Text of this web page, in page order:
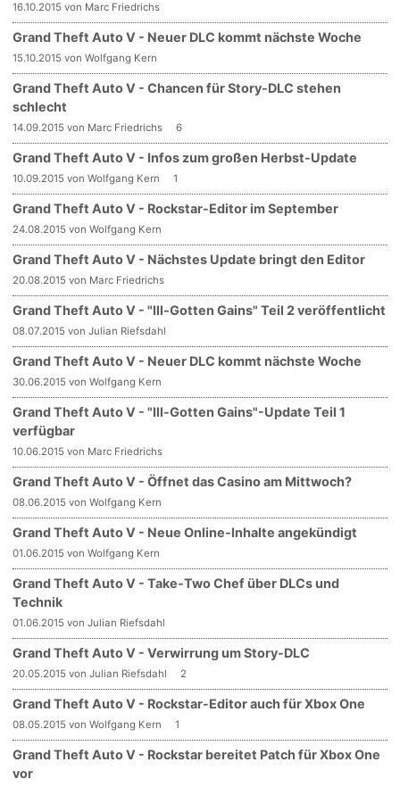
16.10.2015 von Marc Friedrichs
Grand Theft Auto V - Neuer DLC kommt nächste Woche
15.10.2015 von Wolfgang Kern
Grand Theft Auto V - Chancen für Story-DLC stehen
schlecht
14.09.2015 von Marc Friedrichs 6
Grand Theft Auto V - Infos zum großen Herbst-Update
10.09.2015 von Wolfgang Kern 1
Grand Theft Auto V - Rockstar-Editor im September
24.08.2015 von Wolfgang Kern
Grand Theft Auto V - Nächstes Update bringt den Editor
20.08.2015 von Marc Friedrichs
Grand Theft Auto V - "Ill-Gotten Gains" Teil 2 veröffentlicht
08.07.2015 von Julian Riefsdahl
Grand Theft Auto V - Neuer DLC kommt nächste Woche
30.06.2015 von Wolfgang Kern
Grand Theft Auto V - "Ill-Gotten Gains"-Update Teil 1
verfügbar
10.06.2015 von Marc Friedrichs
Grand Theft Auto V - Öffnet das Casino am Mittwoch?
08.06.2015 von Wolfgang Kern
Grand Theft Auto V - Neue Online-Inhalte angekündigt
01.06.2015 von Wolfgang Kern
Grand Theft Auto V - Take-Two Chef über DLCs und
Technik
01.06.2015 von Julian Riefsdahl
Grand Theft Auto V - Verwirrung um Story-DLC
20.05.2015 von Julian Riefsdahl 2
Grand Theft Auto V - Rockstar-Editor auch für Xbox One
08.05.2015 von Wolfgang Kern 1
Grand Theft Auto V - Rockstar bereitet Patch für Xbox One
vor